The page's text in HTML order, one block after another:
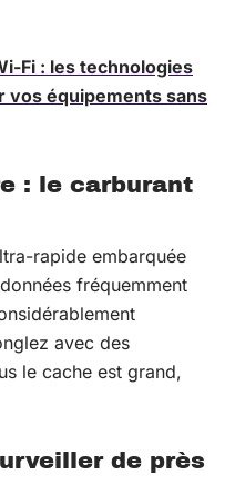
Fi : les technologies
vos équipements sans
: le carburant
rapide embarquée
fréquemment
avec des
le cache est grand,
de près